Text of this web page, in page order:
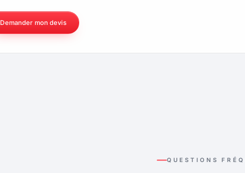
Demander mon devis
QUESTIONS